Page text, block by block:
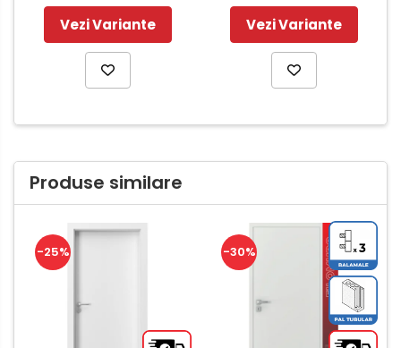
Vezi Variante Vezi Variante
Produse similare
-25% -30%